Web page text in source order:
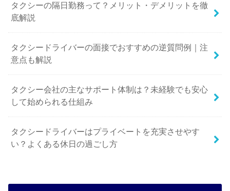
タクシーの隔日勤務って？メリット・デメリットを徹
底解説
タクシードライバーの面接でおすすめの逆質問例｜注
意点も解説
タクシー会社の主なサポート体制は？未経験でも安心
して始められる仕組み
タクシードライバーはプライベートを充実させやす
い？よくある休日の過ごし方